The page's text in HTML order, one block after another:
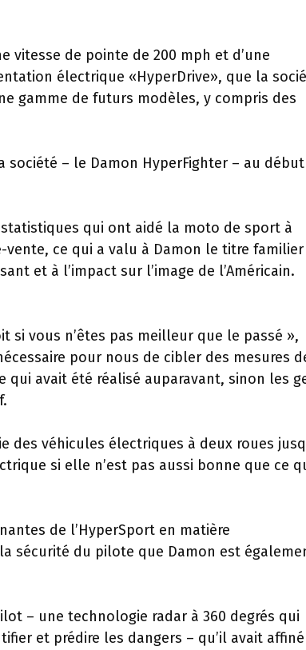
vitesse de pointe de 200 mph et d’une
électrique «HyperDrive», que la
gamme de futurs modèles, y compris des
– le Damon HyperFighter – au
qui ont aidé la moto de sport à
ce qui a valu à Damon le titre familier
et à l’impact sur l’image de l’Américain.
si vous n’êtes pas meilleur que le passé »,
pour nous de cibler des mesures
avait été réalisé auparavant, sinon les
des véhicules électriques à deux roues
si elle n’est pas aussi bonne que ce
de l’HyperSport en matière
sécurité du pilote que Damon est
– une technologie radar à 360 degrés qui
et prédire les dangers – qu’il avait affiné